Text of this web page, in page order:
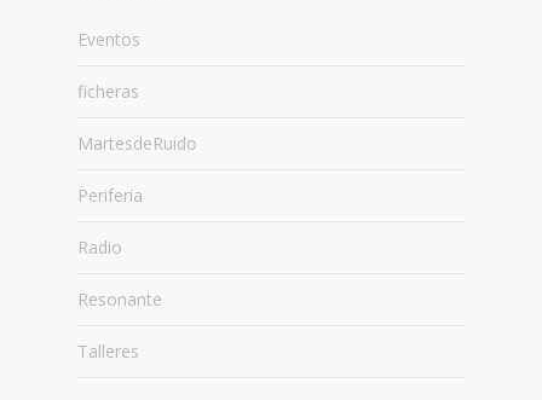
Eventos
ficheras
MartesdeRuido
Periferia
Radio
Resonante
Talleres